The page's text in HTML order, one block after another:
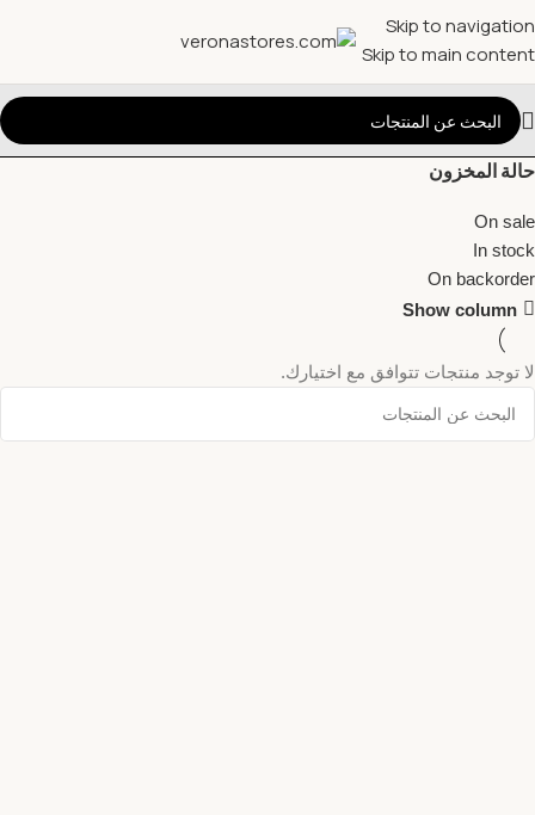
Skip to navigation
Skip to main content
حالة المخزون
On sale
In stock
On backorder
Show column
لا توجد منتجات تتوافق مع اختيارك.